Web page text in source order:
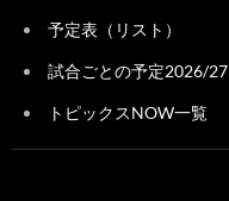
予定表（リスト）
試合ごとの予定2026/27
トピックスNOW一覧